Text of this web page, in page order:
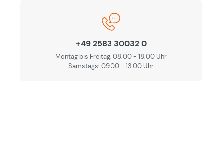
+49 2583 30032 0
Montag bis Freitag: 08:00 - 18:00 Uhr
Samstags: 09.00 - 13.00 Uhr